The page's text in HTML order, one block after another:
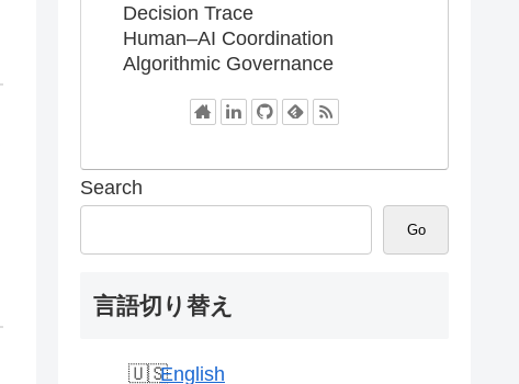
Decision Trace
Human–AI Coordination
Algorithmic Governance
Search
Go
言語切り替え
English